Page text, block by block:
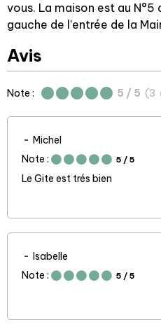
vous. La maison est au N°5
gauche de l’entrée de la
Avis
Note : 5 / 5 (3
Michel
Note :
5 / 5
Le Gite est trés bien
Isabelle
Note :
5 / 5